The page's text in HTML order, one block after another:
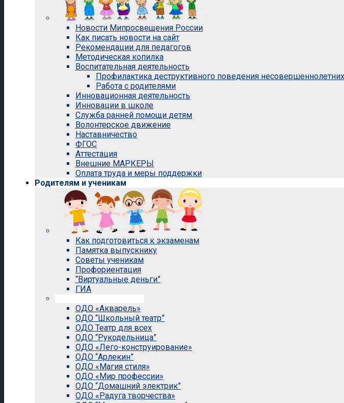
Новости Мипросвещения России
Как писать новости на сайт
Рекомендации для педагогов
Методическая копилка
Воспитательная деятельность
Профилактика деструктивного поведения несовершеннолетних
Работа с родителями
Инновационная деятельность
Инновации в школе
Служба ранней помощи детям
Волонтерское движение
Наставничество
ФГОС
Аттестация
Внешние МАРКЕРЫ
Оплата труда и меры поддержки
Родителям и ученикам
Как подготовиться к экзаменам
Памятка выпускнику
Советы ученикам
Профориентация
“Виртуальные деньги”
ГИА
ОДО «Акварель»
ОДО “Школьный театр”
ОДО Театр для всех
ОДО “Рукодельница”
ОДО «Лего-конструирование»
ОДО “Арлекин”
ОДО «Магия стиля»
ОДО «Мир профессии»
ОДО “Домашний электрик”
ОДО «Радуга творчества»